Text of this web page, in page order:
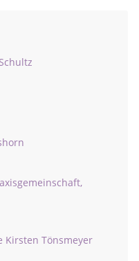
Kirsten Tönsmeyer